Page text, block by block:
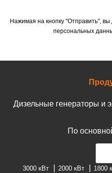
Нажимая на кнопку "Отправить", вы
персональных
Дизельные генераторы и
По
3000 кВт 2000 кВт 1800